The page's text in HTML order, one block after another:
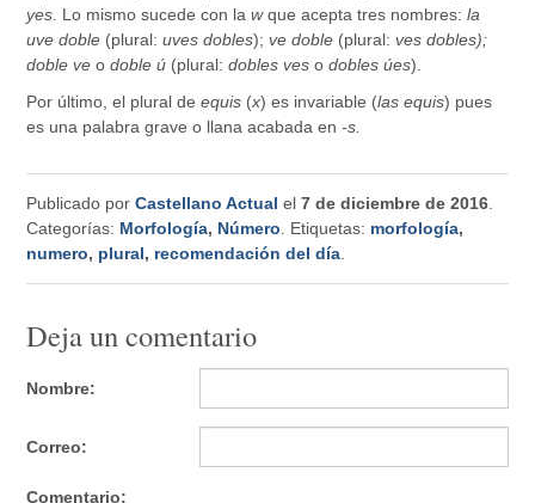
yes . Lo mismo sucede con lawque acepta tres nombres:la
uve doble (plural:uves dobles);ve doble (plural:ves dobles);
doble ve odoble ú (plural:dobles ves odobles úes).
Por último, el plural deequis (x) es invariable (las equis) pues
es una palabra grave o llana acabada en-s.
Publicado porCastellano Actual el7 de diciembre de 2016
Categorías: Morfología, Número . Etiquetas: morfología,
numero, plural, recomendación del día
Deja un comentario
Nombre:
Correo:
Comentario: